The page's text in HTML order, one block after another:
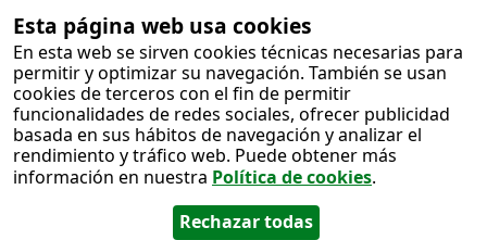
Esta página web usa cookies
En esta web se sirven cookies técnicas necesarias para
permitir y optimizar su navegación. También se usan
cookies de terceros con el fin de permitir
funcionalidades de redes sociales, ofrecer publicidad
basada en sus hábitos de navegación y analizar el
rendimiento y tráfico web. Puede obtener más
información en nuestra Política de cookies.